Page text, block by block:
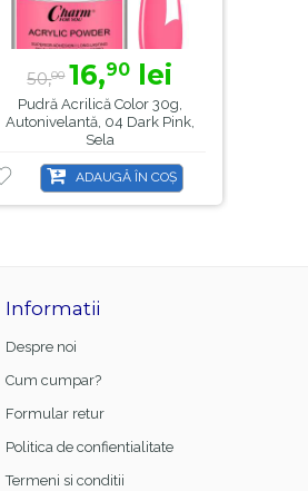
50,00 16,90 lei
Pudră Acrilică Color 30g,
Autonivelantă, 04 Dark Pink,
Sela
ADAUGĂ ÎN COȘ
-8%
99
Informatii
Despre noi
Cum cumpar?
Formular retur
Politica de confientialitate
Termeni si conditii